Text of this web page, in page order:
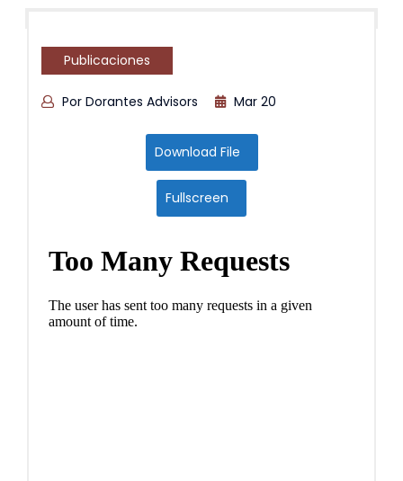
Publicaciones
Por Dorantes Advisors Mar 20
Download File
Fullscreen